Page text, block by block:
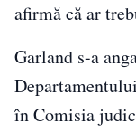
afirmă că ar
Garland s-a
în Comisia